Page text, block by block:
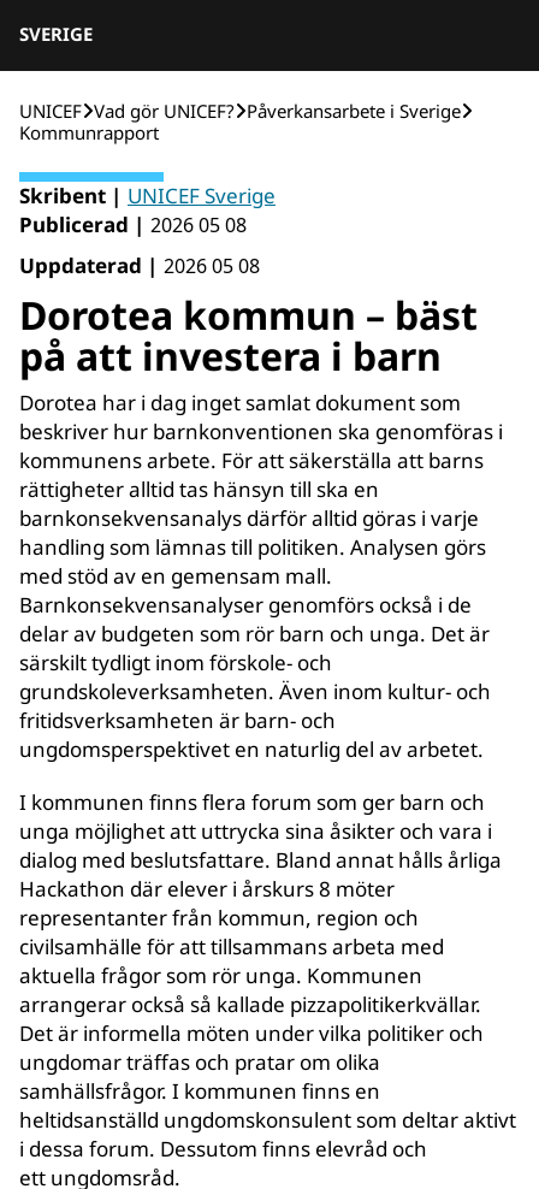
SVERIGE
UNICEF Vad gör UNICEF? Påverkansarbete i Sverige
Kommunrapport
Skribent | UNICEF Sverige
Publicerad | 2026 05 08
Uppdaterad | 2026 05 08
Dorotea kommun – bäst
på att investera i barn
Dorotea har i dag inget samlat dokument som
beskriver hur barnkonventionen ska genomföras i
kommunens arbete. För att säkerställa att barns
rättigheter alltid tas hänsyn till ska en
barnkonsekvensanalys därför alltid göras i varje
handling som lämnas till politiken. Analysen görs
med stöd av en gemensam mall.
Barnkonsekvensanalyser genomförs också i de
delar av budgeten som rör barn och unga. Det är
särskilt tydligt inom förskole- och
grundskoleverksamheten. Även inom kultur- och
fritidsverksamheten är barn- och
ungdomsperspektivet en naturlig del av arbetet.
I kommunen finns flera forum som ger barn och
unga möjlighet att uttrycka sina åsikter och vara i
dialog med beslutsfattare. Bland annat hålls årliga
Hackathon där elever i årskurs 8 möter
representanter från kommun, region och
civilsamhälle för att tillsammans arbeta med
aktuella frågor som rör unga. Kommunen
arrangerar också så kallade pizzapolitikerkvällar.
Det är informella möten under vilka politiker och
ungdomar träffas och pratar om olika
samhällsfrågor. I kommunen finns en
heltidsanställd ungdomskonsulent som deltar aktivt
i dessa forum. Dessutom finns elevråd och
ett ungdomsråd.